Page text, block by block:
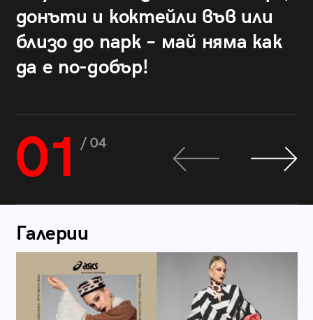
донъти и коктейли във или
близо до парк – май няма как
да е по-добър!
01 / 04
Галерии